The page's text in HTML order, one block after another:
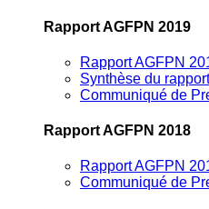
Rapport AGFPN 2019
Rapport AGFPN
Synthèse du
Communiqué de
Rapport AGFPN 2018
Rapport AGFPN
Communiqué de